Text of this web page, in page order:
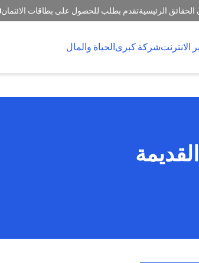
الحقائق الرئيسيةتقدم بطلب للحصول على بطاقات الائتمان
الانترنتشركة كبرىالحياة والمال